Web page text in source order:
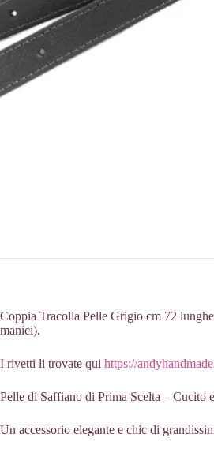
Coppia Tracolla Pelle Grigio cm 72
manici).
I rivetti li trovate qui https://
Pelle di Saffiano di Prima Scelta – Cucito
Un accessorio elegante e chic di